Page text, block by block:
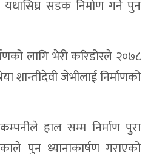
सडक निर्माण गर्न पुन
लागि भेरी करिडोरले २०७८
शान्तीदेवी जेभीलाई निर्माणको
हाल सम्म निर्माण पुरा
पुन ध्यानाकार्षण गराएको